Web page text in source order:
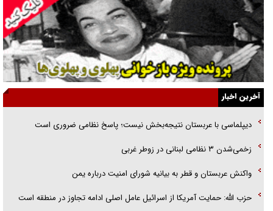
انگشت‌های پا شناسایی کردیم
نسلی که آنلاین الگو می‌گیرد
گفت‌وگو با آیت‌الله جاودان/ جفای مخالفان مکانت معنوی رهبر شهید را
ارتقا می‌داد
راننده مست به قانون می‌خندد
همه آقای دوربینی شده‌ایم!
قصه ناتمام سرویس مدارس
آیا مقاومت فلسطین خلع‌سلاح می‌شود؟
آخرین اخبار
دیپلماسی با عربستان نتیجه‌بخش نیست؛ پاسخ نظامی ضروری است
زخمی‌شدن ۳ نظامی لبنانی در زوطر غربی
واکنش عربستان و قطر به بیانیه شورای امنیت درباره یمن
حزب الله: حمایت آمریکا از اسرائیل عامل اصلی ادامه تجاوز در منطقه است